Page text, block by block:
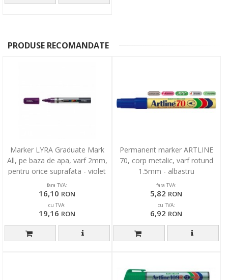
PRODUSE RECOMANDATE
Marker LYRA Graduate Mark
All, pe baza de apa, varf 2mm,
pentru orice suprafata - violet
fara TVA:
16,10 RON
cu TVA:
19,16 RON
Permanent marker ARTLINE
70, corp metalic, varf rotund
1.5mm - albastru
fara TVA:
5,82 RON
cu TVA:
6,92 RON